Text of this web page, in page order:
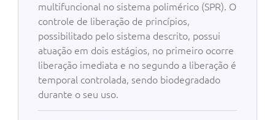
multifuncional no sistema polimérico (SPR). O
controle de liberação de princípios,
possibilitado pelo sistema descrito, possui
atuação em dois estágios, no primeiro ocorre
liberação imediata e no segundo a liberação é
temporal controlada, sendo biodegradado
durante o seu uso.